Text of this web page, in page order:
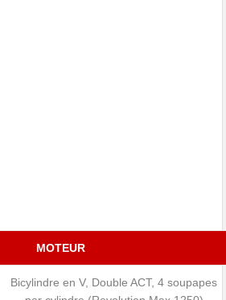
MOTEUR
Bicylindre en V, Double ACT, 4 soupapes